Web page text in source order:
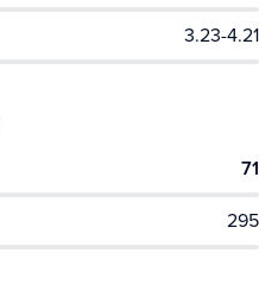
3.23-4.21
71
295